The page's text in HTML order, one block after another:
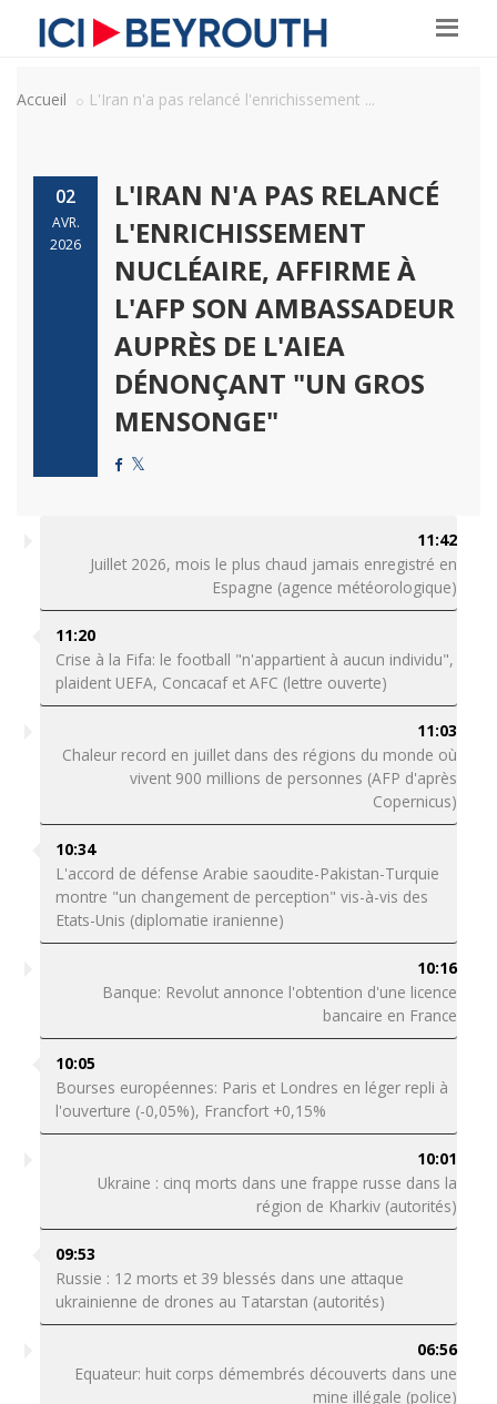
Accueil L'Iran n'a pas relancé l'enrichissement ...
02
AVR.
2026
L'IRAN N'A PAS RELANCÉ
L'ENRICHISSEMENT
NUCLÉAIRE, AFFIRME À
L'AFP SON AMBASSADEUR
AUPRÈS DE L'AIEA
DÉNONÇANT "UN GROS
MENSONGE"
11:42
Juillet 2026, mois le plus chaud jamais enregistré en
Espagne (agence météorologique)
11:20
Crise à la Fifa: le football "n'appartient à aucun individu",
plaident UEFA, Concacaf et AFC (lettre ouverte)
11:03
Chaleur record en juillet dans des régions du monde où
vivent 900 millions de personnes (AFP d'après
Copernicus)
10:34
L'accord de défense Arabie saoudite-Pakistan-Turquie
montre "un changement de perception" vis-à-vis des
Etats-Unis (diplomatie iranienne)
10:16
Banque: Revolut annonce l'obtention d'une licence
bancaire en France
10:05
Bourses européennes: Paris et Londres en léger repli à
l'ouverture (-0,05%), Francfort +0,15%
10:01
Ukraine : cinq morts dans une frappe russe dans la
région de Kharkiv (autorités)
09:53
Russie : 12 morts et 39 blessés dans une attaque
ukrainienne de drones au Tatarstan (autorités)
06:56
Equateur: huit corps démembrés découverts dans une
mine illégale (police)